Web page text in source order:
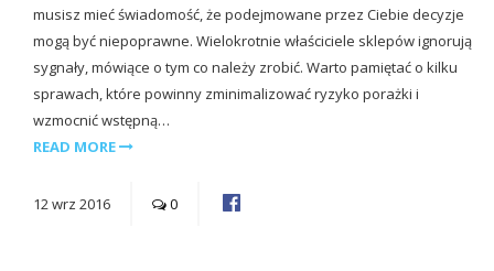
musisz mieć świadomość, że podejmowane przez Ciebie decyzje
mogą być niepoprawne. Wielokrotnie właściciele sklepów ignorują
sygnały, mówiące o tym co należy zrobić. Warto pamiętać o kilku
sprawach, które powinny zminimalizować ryzyko porażki i
wzmocnić wstępną…
READ MORE
12wrz 2016 0